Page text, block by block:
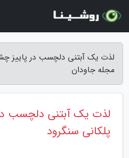
لذت یک آبتنی دلچسب در پاییز
مجله جاودان
لذت یک آبتنی دلچسب
پلکانی سنگرود